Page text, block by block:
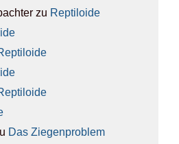
zu Rep­ti­lo­ide
Das Zie­gen­pro­blem